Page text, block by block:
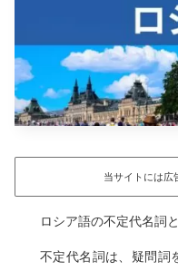
当サイトには広
ロシア語の不定代名詞
不定代名詞は、疑問詞